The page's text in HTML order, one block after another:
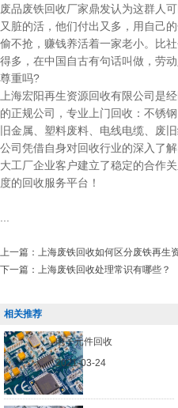
废品废铁回收厂家鼎发认为这群人
又脏的活，他们付出又多，用自己
偷不抢，赚钱养活着一家老小。比
得多，在中国自古有句话叫做，劳
尊重吗?
上海宏阳再生资源回收有限公司是
的正规公司，专业上门回收：不锈
旧金属、塑料废料、电线电缆、废
公司凭借自身对回收行业的深入了
大工厂企业客户建立了稳定的合作
度的回收服务平台！
上一篇： 上海废铁回收如何区分废铁再生
下一篇： 上海废铁回收处理常识有哪些？
相关推荐
电子元件回收
2021-03-24